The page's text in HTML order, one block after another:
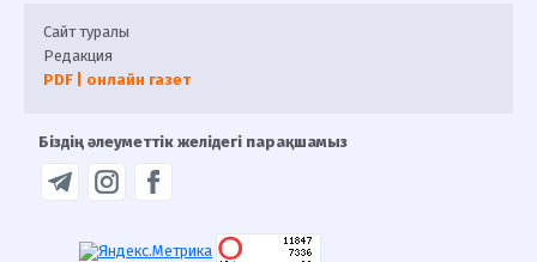
Сайт туралы
Редакция
PDF | онлайн газет
Біздің әлеуметтік желідегі парақшамыз